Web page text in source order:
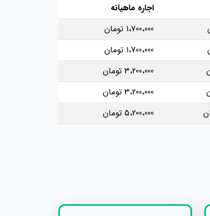
اجاره ماهیانه
1،700،000 تومان
1،700،000 تومان
3،200،000 تومان
3،200،000 تومان
5،200،000 تومان